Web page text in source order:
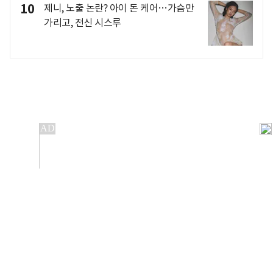
10
제니, 노출 논란? 아이 돈 케어…가슴만
가리고, 전신 시스루